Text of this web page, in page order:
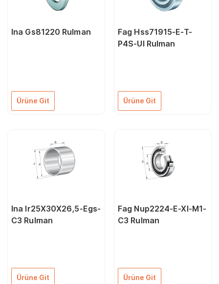
Ina Gs81220 Rulman
Ürüne Git
Fag Hss71915-E-T-
P4S-Ul Rulman
Ürüne Git
Ina Ir25X30X26,5-Egs-
C3 Rulman
Ürüne Git
Fag Nup2224-E-Xl-M1-
C3 Rulman
Ürüne Git